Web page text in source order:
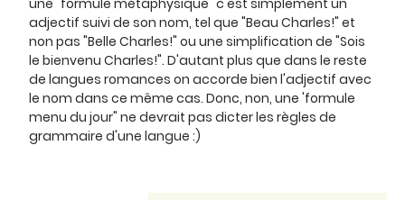
adjectif suivi de son nom, tel que "Beau Charles!" et
non pas "Belle Charles!" ou une simplification de "Sois
le bienvenu Charles!". D'autant plus que dans le reste
de langues romances on accorde bien l'adjectif avec
le nom dans ce même cas. Donc, non, une 'formule
menu du jour" ne devrait pas dicter les règles de
grammaire d'une langue :)